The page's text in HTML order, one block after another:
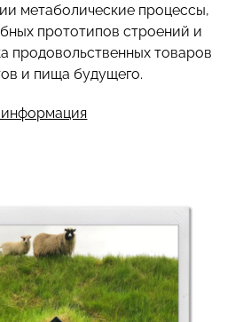
метаболические процессы,
прототипов строений и
продовольственных товаров
и пища будущего.